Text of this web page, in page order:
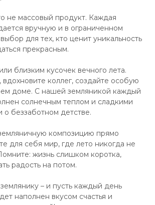
не массовый продукт. Каждая
вручную и в ограниченном
для тех, кто ценит уникальность
прекрасным.
близким кусочек вечного лета.
коллег, создайте особую
доме. С нашей земляникой каждый
солнечным теплом и сладкими
о беззаботном детстве.
композицию прямо
для себя мир, где лето никогда не
жизнь слишком коротка,
радость на потом.
– и пусть каждый день
наполнен вкусом счастья и